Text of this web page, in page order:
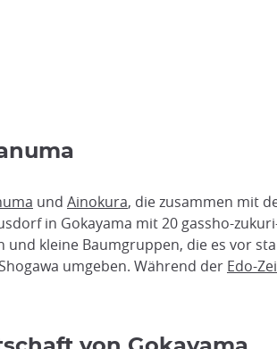
und Ainokura, die zusammen mit
in Gokayama mit 20 gassho-
kleine Baumgruppen, die es vor
umgeben. Während der Edo-